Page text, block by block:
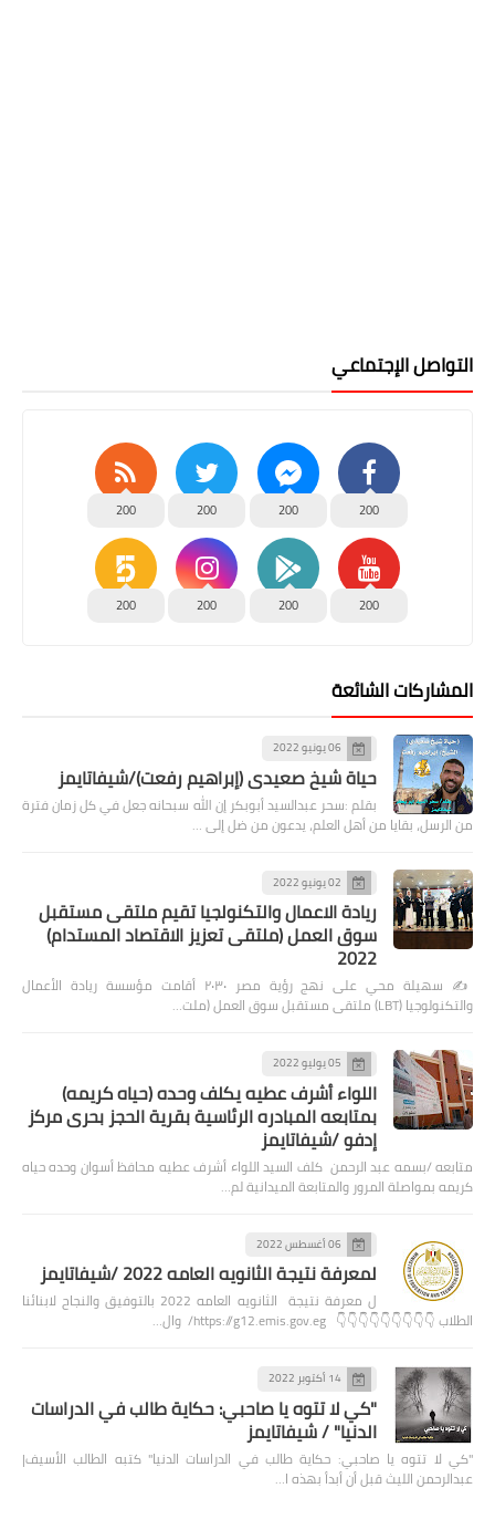
التواصل الإجتماعي
200
200
200
200
200
200
200
200
المشاركات الشائعة
06 يونيو 2022
حياة شيخ صعيدى (إبراهيم رفعت)/شيفاتايمز
بقلم :سحر عبدالسيد أبوبكر إن الله سبحانه جعل في كل زمان فترة
من الرسل، بقايا من أهل العلم، يدعون من ضل إلى …
02 يونيو 2022
ريادة الاعمال والتكنولجيا تقيم ملتقى مستقبل
سوق العمل (ملتقى تعزيز الاقتصاد المستدام)
2022
✍️ سهيلة محي على نهج رؤية مصر ٢٠٣٠ أقامت مؤسسة ريادة الأعمال
والتكنولوجيا (LBT) ملتقى مستقبل سوق العمل (ملت…
05 يوليو 2022
اللواء أشرف عطيه يكلف وحده (حياه كريمه)
بمتابعه المبادره الرئاسية بقرية الحجز بحرى مركز
إدفو /شيفاتايمز
متابعه /بسمه عبد الرحمن كلف السيد اللواء أشرف عطيه محافظ أسوان وحده حياه
كريمه بمواصلة المرور والمتابعة الميدانية لم…
06 أغسطس 2022
لمعرفة نتيجة الثانويه العامه 2022 /شيفاتايمز
ل معرفة نتيجة الثانويه العامه 2022 بالتوفيق والنجاح لابنائنا
الطلاب 👇👇👇👇👇👇👇👇👇 https://g12.emis.gov.eg/ وال…
14 أكتوبر 2022
"كي لا تتوه يا صاحبي: حكاية طالب في الدراسات
الدنيا" / شيفاتايمز
"كي لا تتوه يا صاحبي: حكاية طالب في الدراسات الدنيا" كتبه الطالب الأسيف|
عبدالرحمن الليث قبل أن أبدأ بهذه ا…